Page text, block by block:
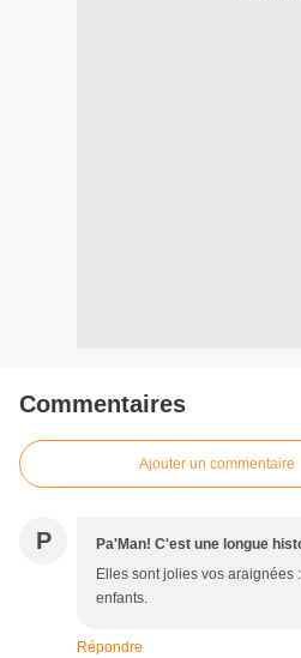
Commentaires
Ajouter un commentaire
P Pa'Man! C'est une longue
Elles sont jolies vos araignées
enfants.
Répondre